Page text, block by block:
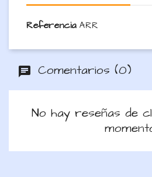
Referencia ARR
Comentarios (0)
No hay reseñas de